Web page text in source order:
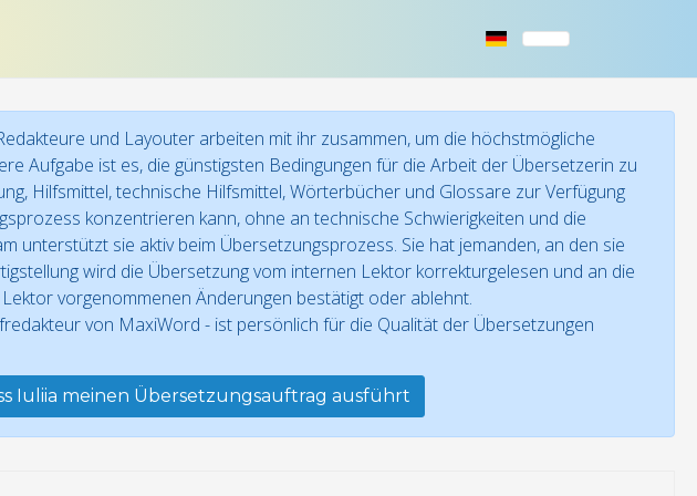
und Layouter arbeiten mit ihr zusammen, um die höchstmögliche
Aufgabe ist es, die günstigsten Bedingungen für die Arbeit der Übersetzerin zu
Hilfsmittel, technische Hilfsmittel, Wörterbücher und Glossare zur Verfügung
konzentrieren kann, ohne an technische Schwierigkeiten und die
unterstützt sie aktiv beim Übersetzungsprozess. Sie hat jemanden, an den sie
wird die Übersetzung vom internen Lektor korrekturgelesen und an die
vorgenommenen Änderungen bestätigt oder ablehnt.
von MaxiWord - ist persönlich für die Qualität der Übersetzungen
Iuliia meinen Übersetzungsauftrag ausführt